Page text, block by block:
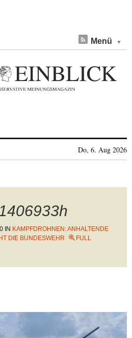
Menü
Do, 6. Aug 2026
IN KAMPFDROHNEN: ANHALTENDE
DIE BUNDESWEHR
FULL